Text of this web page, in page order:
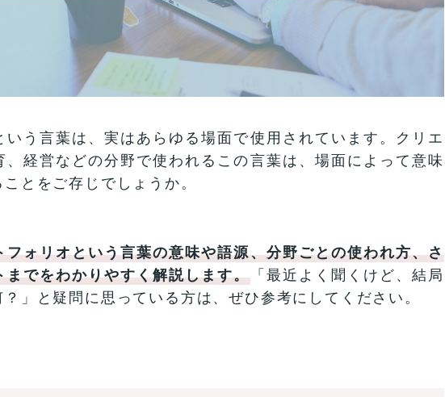
いう言葉は、実はあらゆる場面で使用されています。クリエ
、経営などの分野で使われるこの言葉は、場面によって意味
とをご存じでしょうか。
フォリオという言葉の意味や語源、分野ごとの使われ方、さ
までをわかりやすく解説します。「最近よく聞くけど、結局
」と疑問に思っている方は、ぜひ参考にしてください。